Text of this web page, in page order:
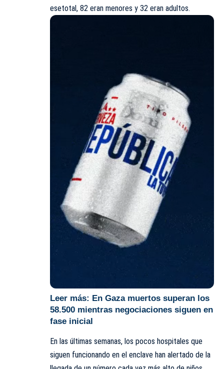
esetotal, 82 eran menores y 32 eran adultos.
Leer más: En Gaza muertos superan los
58.500 mientras negociaciones siguen en
fase inicial
En las últimas semanas, los pocos hospitales que
siguen funcionando en el enclave han alertado de la